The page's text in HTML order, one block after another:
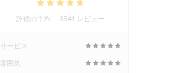
評価の平均 — 3541 レビュー
サービス
雰囲気